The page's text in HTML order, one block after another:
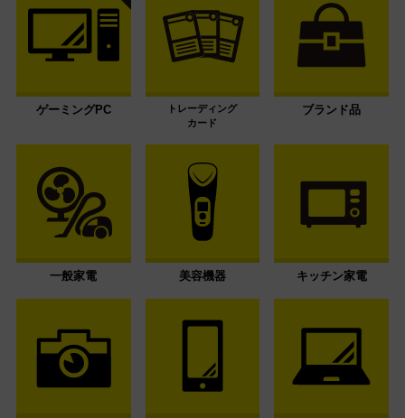
ゲーミングPC
トレーディング
カード
ブランド品
一般家電 美容機器 キッチン家電